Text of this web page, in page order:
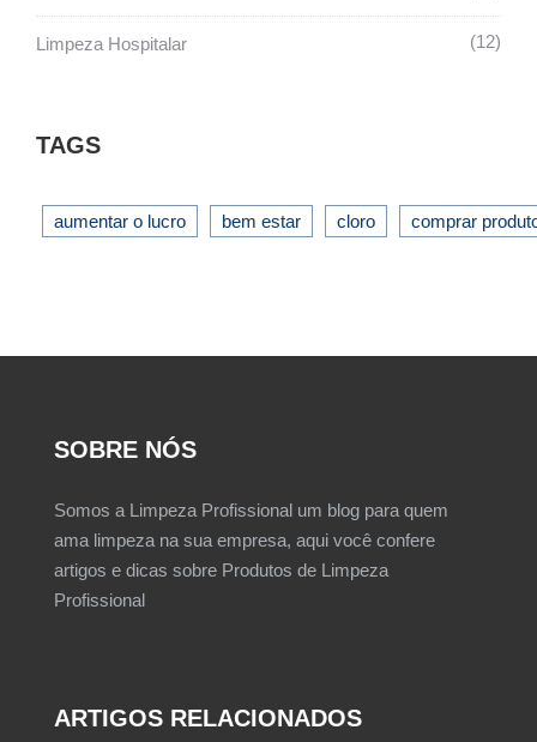
Limpeza Hospitalar 12
TAGS
aumentar o lucro bem estar cloro comprar
SOBRE NÓS
Somos a Limpeza Profissional um blog para quem
ama limpeza na sua empresa, aqui você confere
artigos e dicas sobre Produtos de Limpeza
Profissional
ARTIGOS RELACIONADOS